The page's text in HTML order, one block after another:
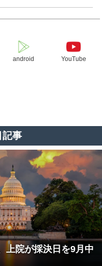
android YouTube
記事
上院が採決日を9月中